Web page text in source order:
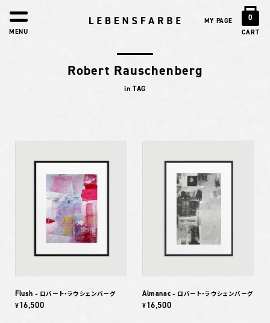
MY PAGE 0
CART
MENU
Robert Rauschenberg
in TAG
Flush – ロバート・ラウシェンバーグ
¥16,500
Almanac – ロバート・ラウシェンバーグ
¥16,500